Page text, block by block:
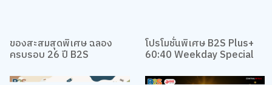
ครบรอบ 26 ปี B2S
โปรโมชั่นพิเศษ B2S Plus+
60:40 Weekday Special